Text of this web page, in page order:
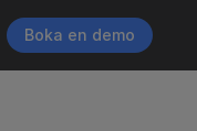
Boka en demo